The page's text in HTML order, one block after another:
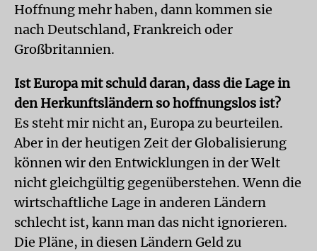
Hoffnung mehr haben, dann kommen sie
nach Deutschland, Frankreich oder
Großbritannien.
Ist Europa mit schuld daran, dass die Lage in
den Herkunftsländern so hoffnungslos ist?
Es steht mir nicht an, Europa zu beurteilen.
Aber in der heutigen Zeit der Globalisierung
können wir den Entwicklungen in der Welt
nicht gleichgültig gegenüberstehen. Wenn die
wirtschaftliche Lage in anderen Ländern
schlecht ist, kann man das nicht ignorieren.
Die Pläne, in diesen Ländern Geld zu